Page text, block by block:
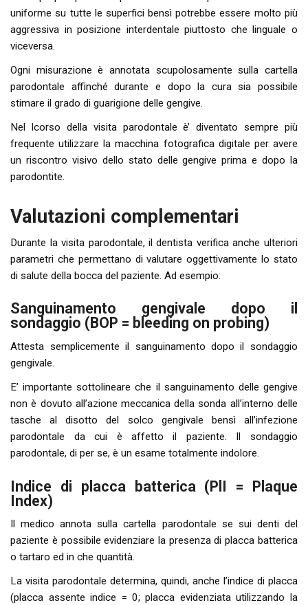
uniforme su tutte le superfici bensì potrebbe essere molto più
aggressiva in posizione interdentale piuttosto che linguale o
viceversa.
Ogni misurazione è annotata scupolosamente sulla cartella
parodontale affinché durante e dopo la cura sia possibile
stimare il grado di guarigione delle gengive.
Nel lcorso della visita parodontale è’ diventato sempre più
frequente utilizzare la macchina fotografica digitale per avere
un riscontro visivo dello stato delle gengive prima e dopo la
parodontite.
Valutazioni complementari
Durante la visita parodontale, il dentista verifica anche ulteriori
parametri che permettano di valutare oggettivamente lo stato
di salute della bocca del paziente. Ad esempio:
Sanguinamento gengivale dopo il
sondaggio (BOP = bleeding on probing)
Attesta semplicemente il sanguinamento dopo il sondaggio
gengivale.
E’ importante sottolineare che il sanguinamento delle gengive
non è dovuto all’azione meccanica della sonda all’interno delle
tasche al disotto del solco gengivale bensì all’infezione
parodontale da cui è affetto il paziente. Il sondaggio
parodontale, di per se, è un esame totalmente indolore.
Indice di placca batterica (PlI = Plaque
Index)
Il medico annota sulla cartella parodontale se sui denti del
paziente è possibile evidenziare la presenza di placca batterica
o tartaro ed in che quantità.
La visita parodontale determina, quindi, anche l’indice di placca
(placca assente indice = 0; placca evidenziata utilizzando la